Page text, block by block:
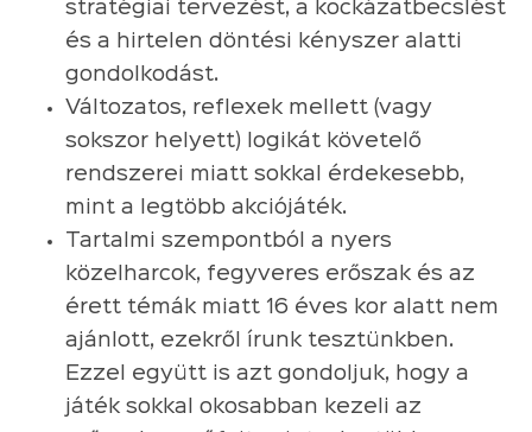
stratégiai tervezést, a kockázatbecslést
és a hirtelen döntési kényszer alatti
gondolkodást.
Változatos, reflexek mellett (vagy
sokszor helyett) logikát követelő
rendszerei miatt sokkal érdekesebb,
mint a legtöbb akciójáték.
Tartalmi szempontból a nyers
közelharcok, fegyveres erőszak és az
érett témák miatt 16 éves kor alatt nem
ajánlott, ezekről írunk tesztünkben.
Ezzel együtt is azt gondoljuk, hogy a
játék sokkal okosabban kezeli az